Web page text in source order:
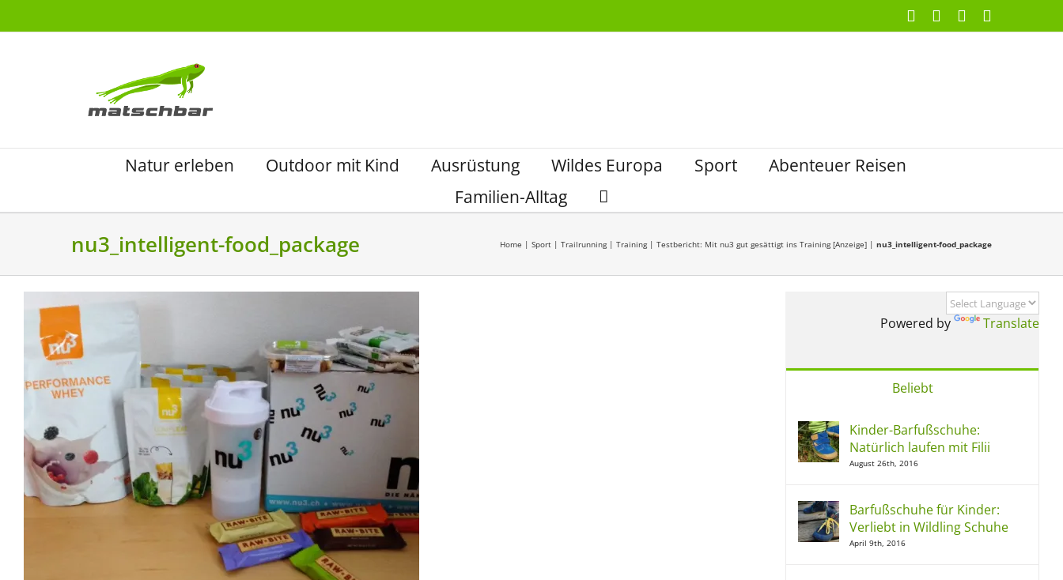
Facebook Instagram
Natur erleben Outdoor mit Kind Ausrüstung Wildes Europa Sport
Abenteuer Reisen
Familien-Alltag
nu3_intelligent-food_package Home | Sport | Trailrunning| Training| Testbericht: Mit nu3 gut gesättigt ins Training [Anzeige] | nu3_intelligent-food_package
Powered by Translate
Beliebt
Kinder-Barfußschuhe:
Natürlich laufen mit Filii
August 26th, 2016
Barfußschuhe für Kinder:
Verliebt in Wildling Schuhe
April 9th, 2016